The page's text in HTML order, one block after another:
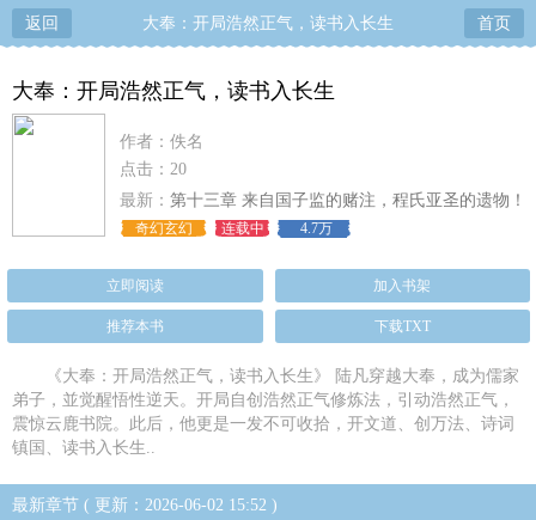
返回 大奉：开局浩然正气，读书入长生 首页
大奉：开局浩然正气，读书入长生
作者：佚名
点击：20
最新： 第十三章 来自国子监的赌注，程氏亚圣的遗物！
（二）
奇幻玄幻 连载中 4.7万
立即阅读 加入书架
推荐本书 下载TXT
《大奉：开局浩然正气，读书入长生》 陆凡穿越大奉，成为儒家
弟子，並觉醒悟性逆天。开局自创浩然正气修炼法，引动浩然正气，
震惊云鹿书院。此后，他更是一发不可收拾，开文道、创万法、诗词
镇国、读书入长生..
最新章节 ( 更新：2026-06-02 15:52 )